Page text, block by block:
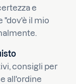
e
il mio
consigli per
all'ordine